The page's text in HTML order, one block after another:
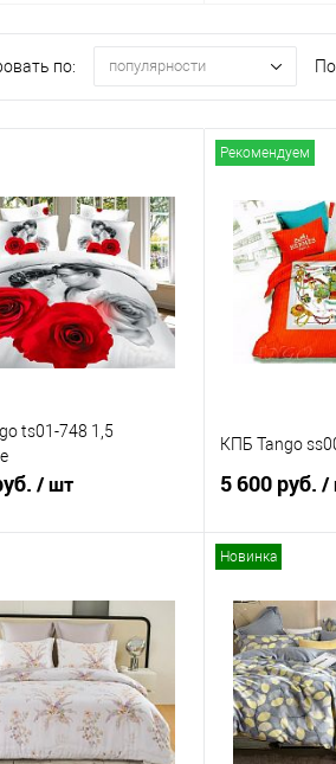
по: популярности
ts01-748 1,5
/ шт
в 1 клик
Сравнение
В наличии
Рекомендуем
КПБ Tango
5 600 руб. /
Купить в 1
В избранное
Новинка